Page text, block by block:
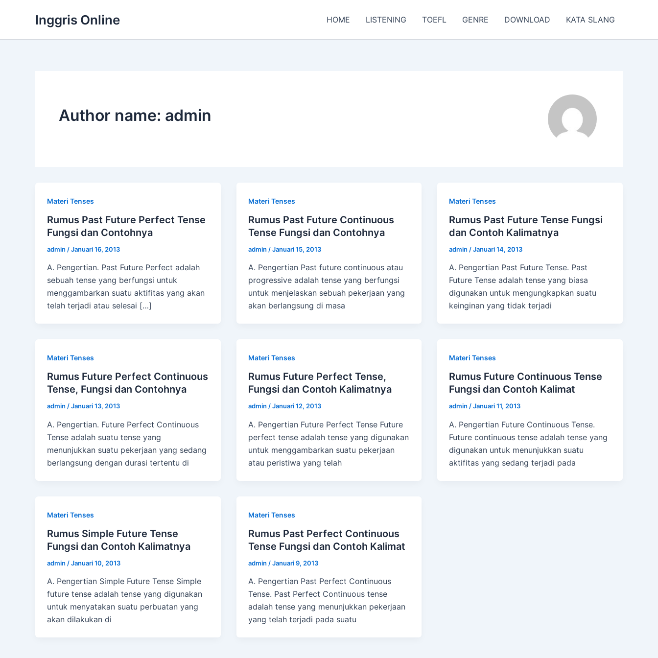
Inggris Online HOME LISTENING TOEFL GENRE DOWNLOAD KATA SLANG
Author name: admin
Materi Tenses
Rumus Past Future Perfect Tense
Fungsi dan Contohnya
admin /Januari 16, 2013
A. Pengertian. Past Future Perfect adalah
sebuah tense yang berfungsi untuk
menggambarkan suatu aktifitas yang akan
telah terjadi atau selesai […]
Materi Tenses
Rumus Past Future Continuous
Tense Fungsi dan Contohnya
admin /Januari 15, 2013
A. Pengertian Past future continuous atau
progressive adalah tense yang berfungsi
untuk menjelaskan sebuah pekerjaan yang
akan berlangsung di masa
Materi Tenses
Rumus Past Future Tense Fungsi
dan Contoh Kalimatnya
admin /Januari 14, 2013
A. Pengertian Past Future Tense. Past
Future Tense adalah tense yang biasa
digunakan untuk mengungkapkan suatu
keinginan yang tidak terjadi
Materi Tenses
Rumus Future Perfect Continuous
Tense, Fungsi dan Contohnya
admin /Januari 13, 2013
A. Pengertian. Future Perfect Continuous
Tense adalah suatu tense yang
menunjukkan suatu pekerjaan yang sedang
berlangsung dengan durasi tertentu di
Materi Tenses
Rumus Future Perfect Tense,
Fungsi dan Contoh Kalimatnya
admin /Januari 12, 2013
A. Pengertian Future Perfect Tense Future
perfect tense adalah tense yang digunakan
untuk menggambarkan suatu pekerjaan
atau peristiwa yang telah
Materi Tenses
Rumus Future Continuous Tense
Fungsi dan Contoh Kalimat
admin /Januari 11, 2013
A. Pengertian Future Continuous Tense.
Future continuous tense adalah tense yang
digunakan untuk menunjukkan suatu
aktifitas yang sedang terjadi pada
Materi Tenses
Rumus Simple Future Tense
Fungsi dan Contoh Kalimatnya
admin /Januari 10, 2013
A. Pengertian Simple Future Tense Simple
future tense adalah tense yang digunakan
untuk menyatakan suatu perbuatan yang
akan dilakukan di
Materi Tenses
Rumus Past Perfect Continuous
Tense Fungsi dan Contoh Kalimat
admin /Januari 9, 2013
A. Pengertian Past Perfect Continuous
Tense. Past Perfect Continuous tense
adalah tense yang menunjukkan pekerjaan
yang telah terjadi pada suatu